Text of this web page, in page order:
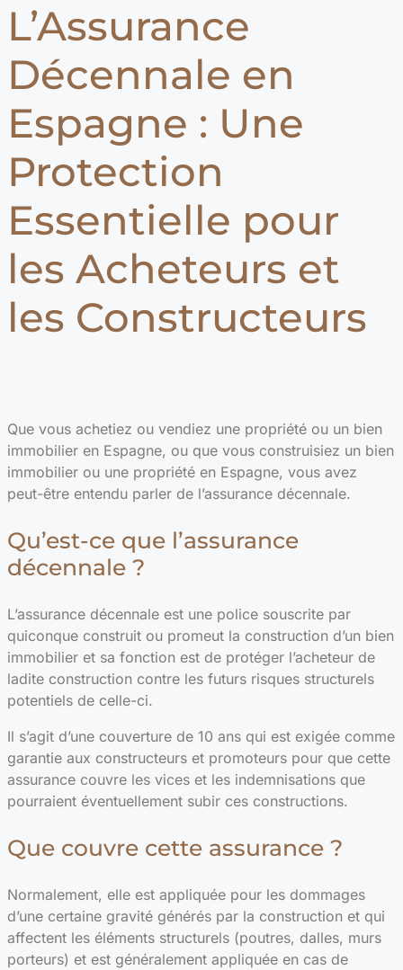
L’Assurance
Décennale en
Espagne : Une
Protection
Essentielle pour
les Acheteurs et
les Constructeurs
Que vous achetiez ou vendiez une propriété ou un bien
immobilier en Espagne, ou que vous construisiez un bien
immobilier ou une propriété en Espagne, vous avez
peut-être entendu parler de l’assurance décennale.
Qu’est-ce que l’assurance
décennale ?
L’assurance décennale est une police souscrite par
quiconque construit ou promeut la construction d’un bien
immobilier et sa fonction est de protéger l’acheteur de
ladite construction contre les futurs risques structurels
potentiels de celle-ci.
Il s’agit d’une couverture de 10 ans qui est exigée comme
garantie aux constructeurs et promoteurs pour que cette
assurance couvre les vices et les indemnisations que
pourraient éventuellement subir ces constructions.
Que couvre cette assurance ?
Normalement, elle est appliquée pour les dommages
d’une certaine gravité générés par la construction et qui
affectent les éléments structurels (poutres, dalles, murs
porteurs) et est généralement appliquée en cas de